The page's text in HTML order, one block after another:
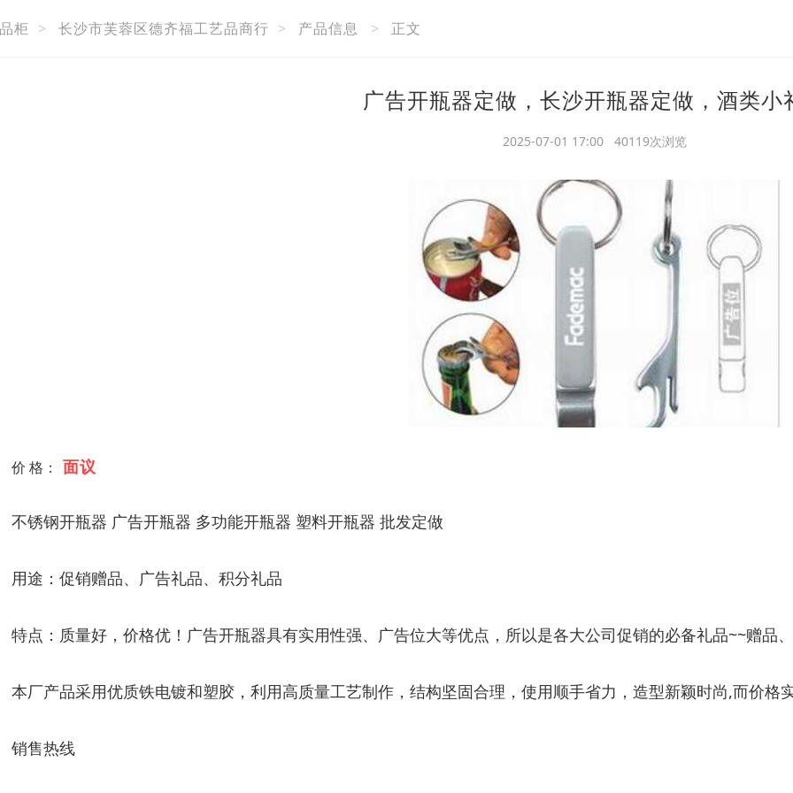
柜 > 长沙市芙蓉区德齐福工艺品商行 > 产品信息 > 正文
广告开瓶器定做，长沙开瓶器定做，酒类小
2025-07-01 17:00 40119次浏览
价 格： 面议
不锈钢开瓶器 广告开瓶器 多功能开瓶器 塑料开瓶器 批发定做
用途：促销赠品、广告礼品、积分礼品
特点：质量好，价格优！广告开瓶器具有实用性强、广告位大等优点，所以是各大公司促销的必备礼品~~赠品
本厂产品采用优质铁电镀和塑胶，利用高质量工艺制作，结构坚固合理，使用顺手省力，造型新颖时尚,而价格
销售热线